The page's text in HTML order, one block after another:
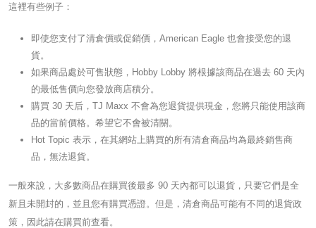
這裡有些例子：
即使您支付了清倉價或促銷價，American Eagle 也會接受您的退
貨。
如果商品處於可售狀態，Hobby Lobby 將根據該商品在過去 60 天內
的最低售價向您發放商店積分。
購買 30 天后，TJ Maxx 不會為您退貨提供現金，您將只能使用該商
品的當前價格。希望它不會被清關。
Hot Topic 表示，在其網站上購買的所有清倉商品均為最終銷售商
品，無法退貨。
一般來說，大多數商品在購買後最多 90 天內都可以退貨，只要它們是全
新且未開封的，並且您有購買憑證。但是，清倉商品可能有不同的退貨政
策，因此請在購買前查看。